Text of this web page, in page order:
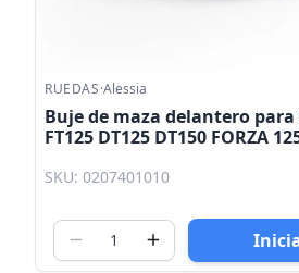
RUEDAS·Alessia
Buje de maza delantero
FT125 DT125 DT150 FORZA
SKU: 0207401010